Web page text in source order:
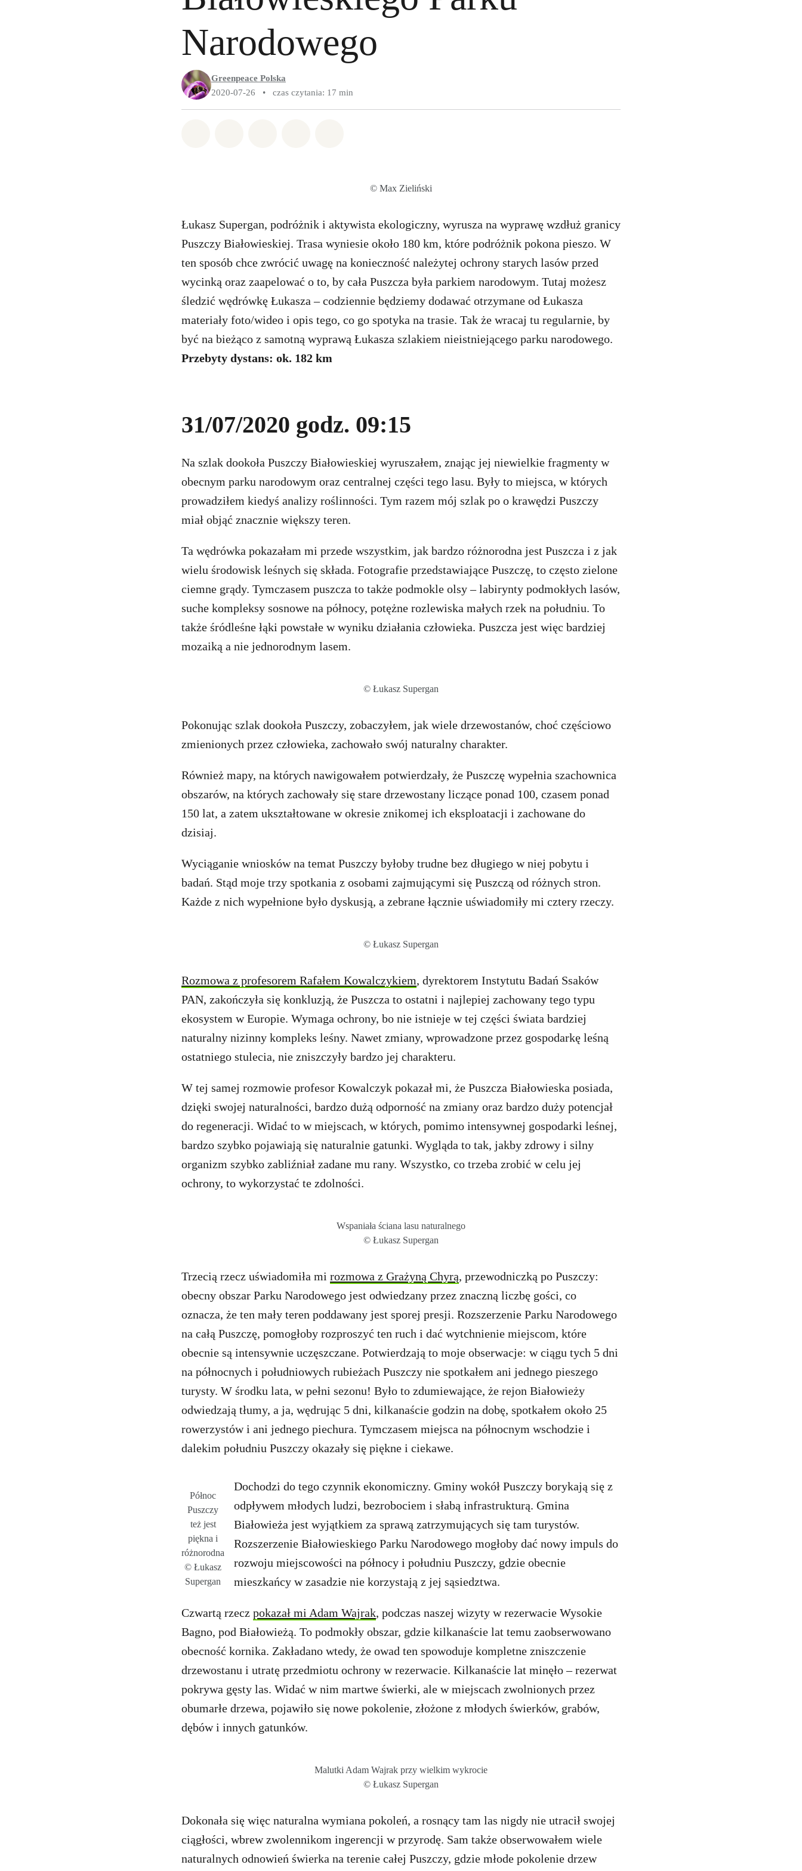
Narodowego
Greenpeace Polska
2020-07-26
• czas czytania: 17 min
© Max Zieliński
Łukasz Supergan, podróżnik i aktywista ekologiczny, wyrusza na wyprawę wzdłuż granicy
Puszczy Białowieskiej. Trasa wyniesie około 180 km, które podróżnik pokona pieszo. W
ten sposób chce zwrócić uwagę na konieczność należytej ochrony starych lasów przed
wycinką oraz zaapelować o to, by cała Puszcza była parkiem narodowym. Tutaj możesz
śledzić wędrówkę Łukasza – codziennie będziemy dodawać otrzymane od Łukasza
materiały foto/wideo i opis tego, co go spotyka na trasie. Tak że wracaj tu regularnie, by
być na bieżąco z samotną wyprawą Łukasza szlakiem nieistniejącego parku narodowego.
Przebyty dystans: ok. 182 km
31/07/2020 godz. 09:15
Na szlak dookoła Puszczy Białowieskiej wyruszałem, znając jej niewielkie fragmenty w
obecnym parku narodowym oraz centralnej części tego lasu. Były to miejsca, w których
prowadziłem kiedyś analizy roślinności. Tym razem mój szlak po o krawędzi Puszczy
miał objąć znacznie większy teren.
Ta wędrówka pokazałam mi przede wszystkim, jak bardzo różnorodna jest Puszcza i z jak
wielu środowisk leśnych się składa. Fotografie przedstawiające Puszczę, to często zielone
ciemne grądy. Tymczasem puszcza to także podmokle olsy – labirynty podmokłych lasów,
suche kompleksy sosnowe na północy, potężne rozlewiska małych rzek na południu. To
także śródleśne łąki powstałe w wyniku działania człowieka. Puszcza jest więc bardziej
mozaiką a nie jednorodnym lasem.
© Łukasz Supergan
Pokonując szlak dookoła Puszczy, zobaczyłem, jak wiele drzewostanów, choć częściowo
zmienionych przez człowieka, zachowało swój naturalny charakter.
Również mapy, na których nawigowałem potwierdzały, że Puszczę wypełnia szachownica
obszarów, na których zachowały się stare drzewostany liczące ponad 100, czasem ponad
150 lat, a zatem ukształtowane w okresie znikomej ich eksploatacji i zachowane do
dzisiaj.
Wyciąganie wniosków na temat Puszczy byłoby trudne bez długiego w niej pobytu i
badań. Stąd moje trzy spotkania z osobami zajmującymi się Puszczą od różnych stron.
Każde z nich wypełnione było dyskusją, a zebrane łącznie uświadomiły mi cztery rzeczy.
© Łukasz Supergan
Rozmowa z profesorem Rafałem Kowalczykiem, dyrektorem Instytutu Badań Ssaków
PAN, zakończyła się konkluzją, że Puszcza to ostatni i najlepiej zachowany tego typu
ekosystem w Europie. Wymaga ochrony, bo nie istnieje w tej części świata bardziej
naturalny nizinny kompleks leśny. Nawet zmiany, wprowadzone przez gospodarkę leśną
ostatniego stulecia, nie zniszczyły bardzo jej charakteru.
W tej samej rozmowie profesor Kowalczyk pokazał mi, że Puszcza Białowieska posiada,
dzięki swojej naturalności, bardzo dużą odporność na zmiany oraz bardzo duży potencjał
do regeneracji. Widać to w miejscach, w których, pomimo intensywnej gospodarki leśnej,
bardzo szybko pojawiają się naturalnie gatunki. Wygląda to tak, jakby zdrowy i silny
organizm szybko zabliźniał zadane mu rany. Wszystko, co trzeba zrobić w celu jej
ochrony, to wykorzystać te zdolności.
Wspaniała ściana lasu naturalnego
© Łukasz Supergan
Trzecią rzecz uświadomiła mi rozmowa z Grażyną Chyrą, przewodniczką po Puszczy:
obecny obszar Parku Narodowego jest odwiedzany przez znaczną liczbę gości, co
oznacza, że ten mały teren poddawany jest sporej presji. Rozszerzenie Parku Narodowego
na całą Puszczę, pomogłoby rozproszyć ten ruch i dać wytchnienie miejscom, które
obecnie są intensywnie uczęszczane. Potwierdzają to moje obserwacje: w ciągu tych 5 dni
na północnych i południowych rubieżach Puszczy nie spotkałem ani jednego pieszego
turysty. W środku lata, w pełni sezonu! Było to zdumiewające, że rejon Białowieży
odwiedzają tłumy, a ja, wędrując 5 dni, kilkanaście godzin na dobę, spotkałem około 25
rowerzystów i ani jednego piechura. Tymczasem miejsca na północnym wschodzie i
dalekim południu Puszczy okazały się piękne i ciekawe.
Północ
Puszczy
też jest
piękna i
różnorodna
© Łukasz
Supergan
Dochodzi do tego czynnik ekonomiczny. Gminy wokół Puszczy borykają się z
odpływem młodych ludzi, bezrobociem i słabą infrastrukturą. Gmina
Białowieża jest wyjątkiem za sprawą zatrzymujących się tam turystów.
Rozszerzenie Białowieskiego Parku Narodowego mogłoby dać nowy impuls do
rozwoju miejscowości na północy i południu Puszczy, gdzie obecnie
mieszkańcy w zasadzie nie korzystają z jej sąsiedztwa.
Czwartą rzecz pokazał mi Adam Wajrak, podczas naszej wizyty w rezerwacie Wysokie
Bagno, pod Białowieżą. To podmokły obszar, gdzie kilkanaście lat temu zaobserwowano
obecność kornika. Zakładano wtedy, że owad ten spowoduje kompletne zniszczenie
drzewostanu i utratę przedmiotu ochrony w rezerwacie. Kilkanaście lat minęło – rezerwat
pokrywa gęsty las. Widać w nim martwe świerki, ale w miejscach zwolnionych przez
obumarłe drzewa, pojawiło się nowe pokolenie, złożone z młodych świerków, grabów,
dębów i innych gatunków.
Malutki Adam Wajrak przy wielkim wykrocie
© Łukasz Supergan
Dokonała się więc naturalna wymiana pokoleń, a rosnący tam las nigdy nie utracił swojej
ciągłości, wbrew zwolennikom ingerencji w przyrodę. Sam także obserwowałem wiele
naturalnych odnowień świerka na terenie całej Puszczy, gdzie młode pokolenie drzew